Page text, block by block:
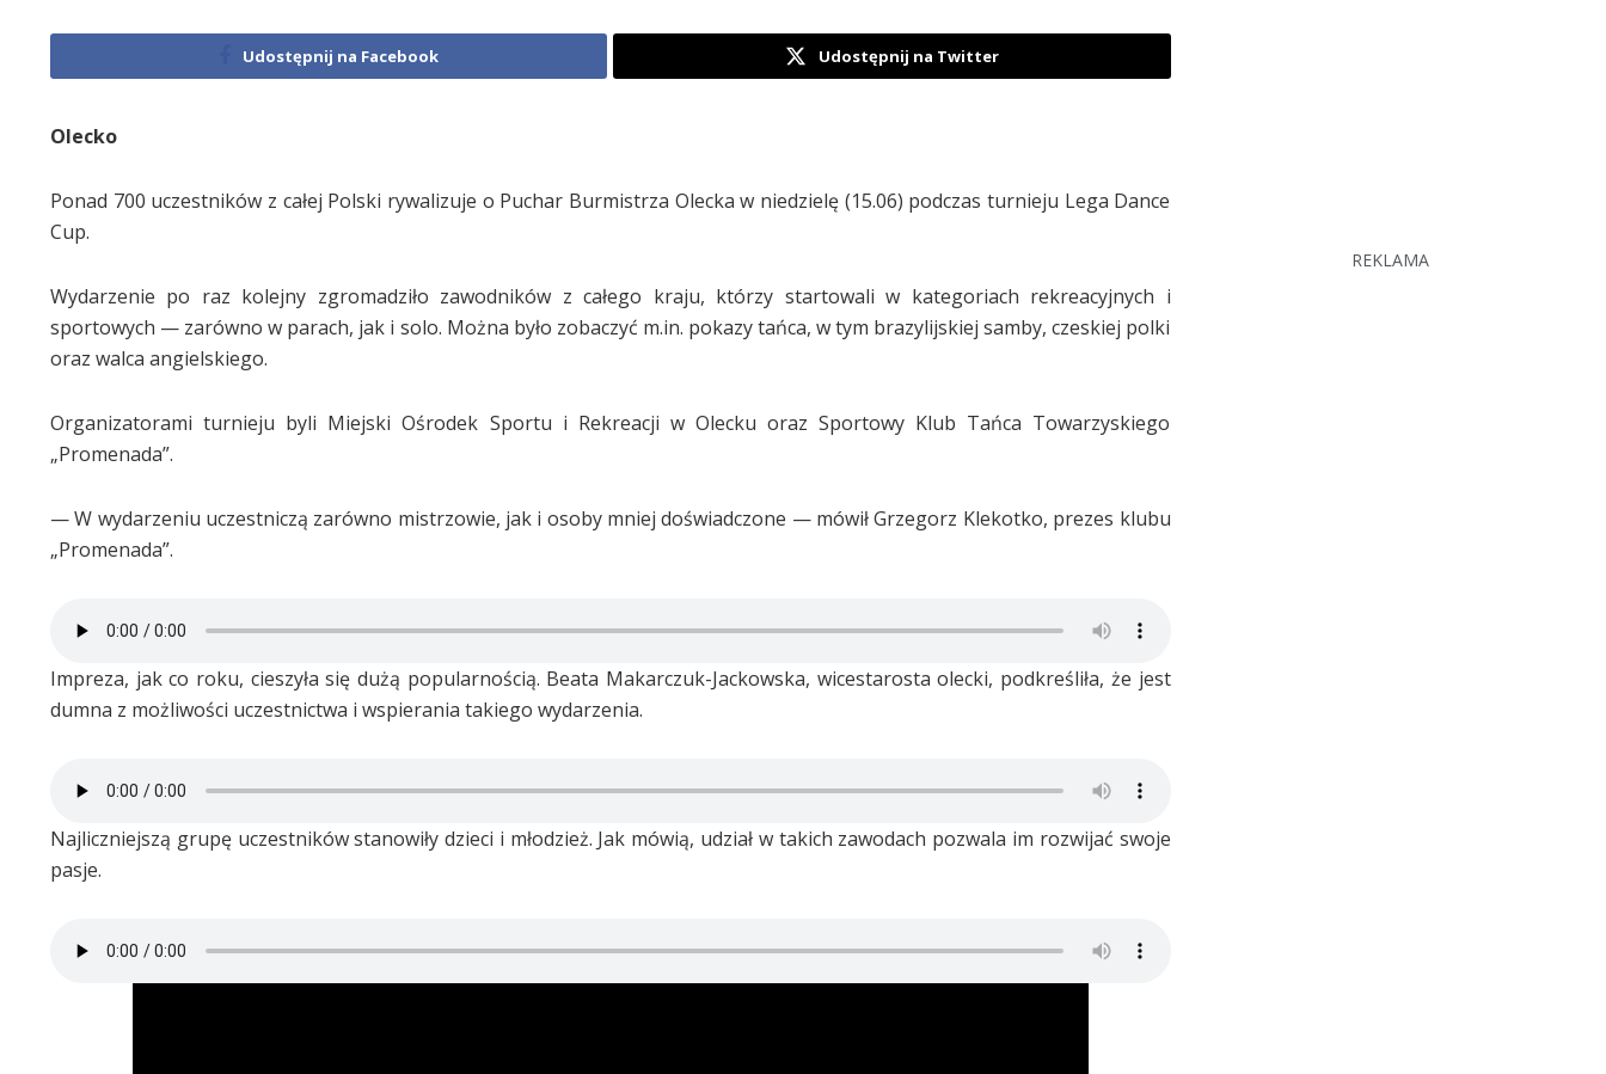
Udostępnij na Facebook Udostępnij na Twitter
Olecko
Ponad 700 uczestników z całej Polski rywalizuje o Puchar Burmistrza Olecka w niedzielę (15.06) podczas turnieju Lega Dance
Cup.
Wydarzenie po raz kolejny zgromadziło zawodników z całego kraju, którzy startowali w kategoriach rekreacyjnych i
sportowych — zarówno w parach, jak i solo. Można było zobaczyć m.in. pokazy tańca, w tym brazylijskiej samby, czeskiej polki
oraz walca angielskiego.
Organizatorami turnieju byli Miejski Ośrodek Sportu i Rekreacji w Olecku oraz Sportowy Klub Tańca Towarzyskiego
„Promenada”.
— W wydarzeniu uczestniczą zarówno mistrzowie, jak i osoby mniej doświadczone — mówił Grzegorz Klekotko, prezes klubu
„Promenada”.
Impreza, jak co roku, cieszyła się dużą popularnością. Beata Makarczuk-Jackowska, wicestarosta olecki, podkreśliła, że jest
dumna z możliwości uczestnictwa i wspierania takiego wydarzenia.
Najliczniejszą grupę uczestników stanowiły dzieci i młodzież. Jak mówią, udział w takich zawodach pozwala im rozwijać swoje
pasje.
REKLAMA